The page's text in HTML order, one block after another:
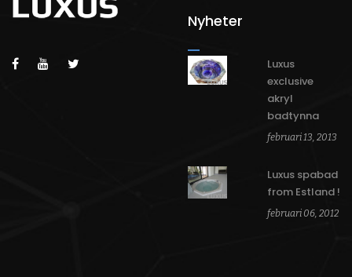
Nyheter
Luxus
exclusive
akryl
badtynna
februari 13, 2013
Luxus spabad
from Estland !
februari 06, 2012